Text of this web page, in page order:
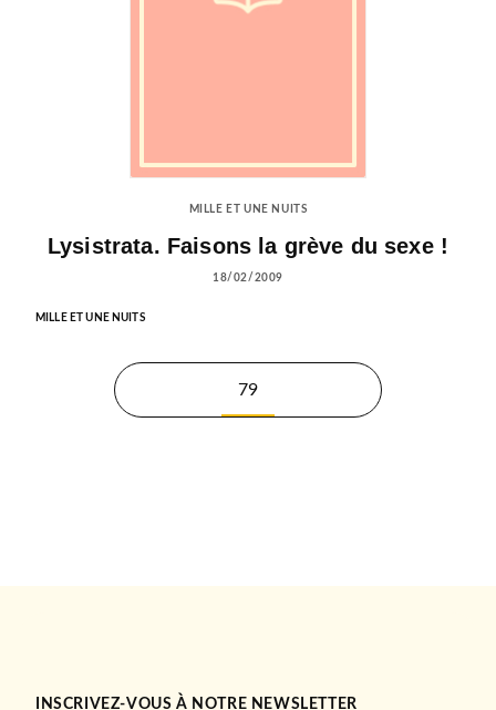
MILLE ET UNE NUITS
Lysistrata. Faisons la grève du sexe !
18/02/2009
MILLE ET UNE NUITS
79
INSCRIVEZ-VOUS À NOTRE NEWSLETTER